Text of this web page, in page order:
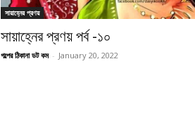
সায়াহ্নের প্রণয়
সায়াহ্নের প্রণয় পর্ব -১০
গল্পের ঠিকানা ডট কম - January 20, 2022